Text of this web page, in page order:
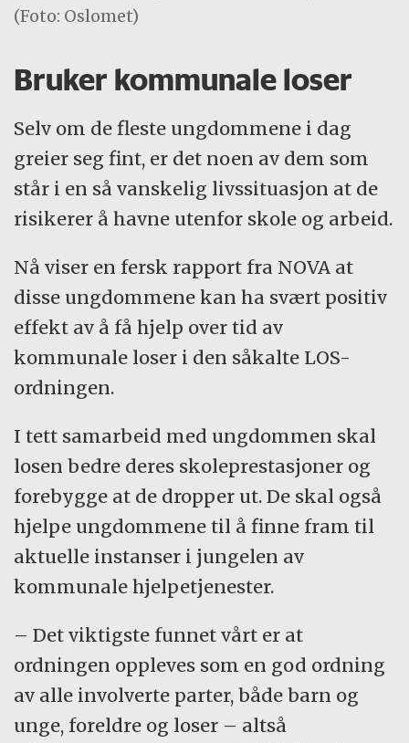
(Foto: Oslomet)
Bruker kommunale loser
Selv om de fleste ungdommene i dag
greier seg fint, er det noen av dem som
står i en så vanskelig livssituasjon at de
risikerer å havne utenfor skole og arbeid.
Nå viser en fersk rapport fra NOVA at
disse ungdommene kan ha svært positiv
effekt av å få hjelp over tid av
kommunale loser i den såkalte LOS-
ordningen.
I tett samarbeid med ungdommen skal
losen bedre deres skoleprestasjoner og
forebygge at de dropper ut. De skal også
hjelpe ungdommene til å finne fram til
aktuelle instanser i jungelen av
kommunale hjelpetjenester.
– Det viktigste funnet vårt er at
ordningen oppleves som en god ordning
av alle involverte parter, både barn og
unge, foreldre og loser – altså